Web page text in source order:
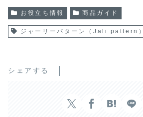
お役立ち情報 商品ガイド
ジャーリーパターン（Jali pattern）
シェアする